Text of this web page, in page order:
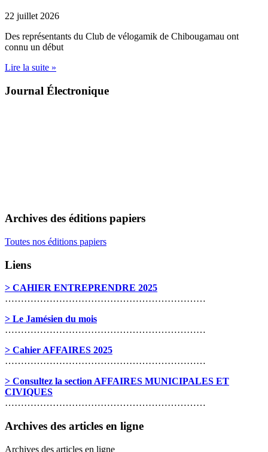
22 juillet 2026
Des représentants du Club de vélogamik de Chibougamau ont
connu un début
Lire la suite »
Journal Électronique
Archives des éditions papiers
Toutes nos éditions papiers
Liens
> CAHIER ENTREPRENDRE 2025
………………………………………………………
> Le Jamésien du mois
………………………………………………………
> Cahier AFFAIRES 2025
………………………………………………………
> Consultez la section AFFAIRES MUNICIPALES ET
CIVIQUES
………………………………………………………
Archives des articles en ligne
Archives des articles en ligne